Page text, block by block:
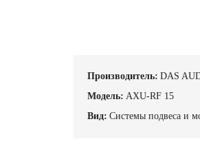
Производитель: DAS
Модель: AXU-RF 15
Вид: Системы подвеса и